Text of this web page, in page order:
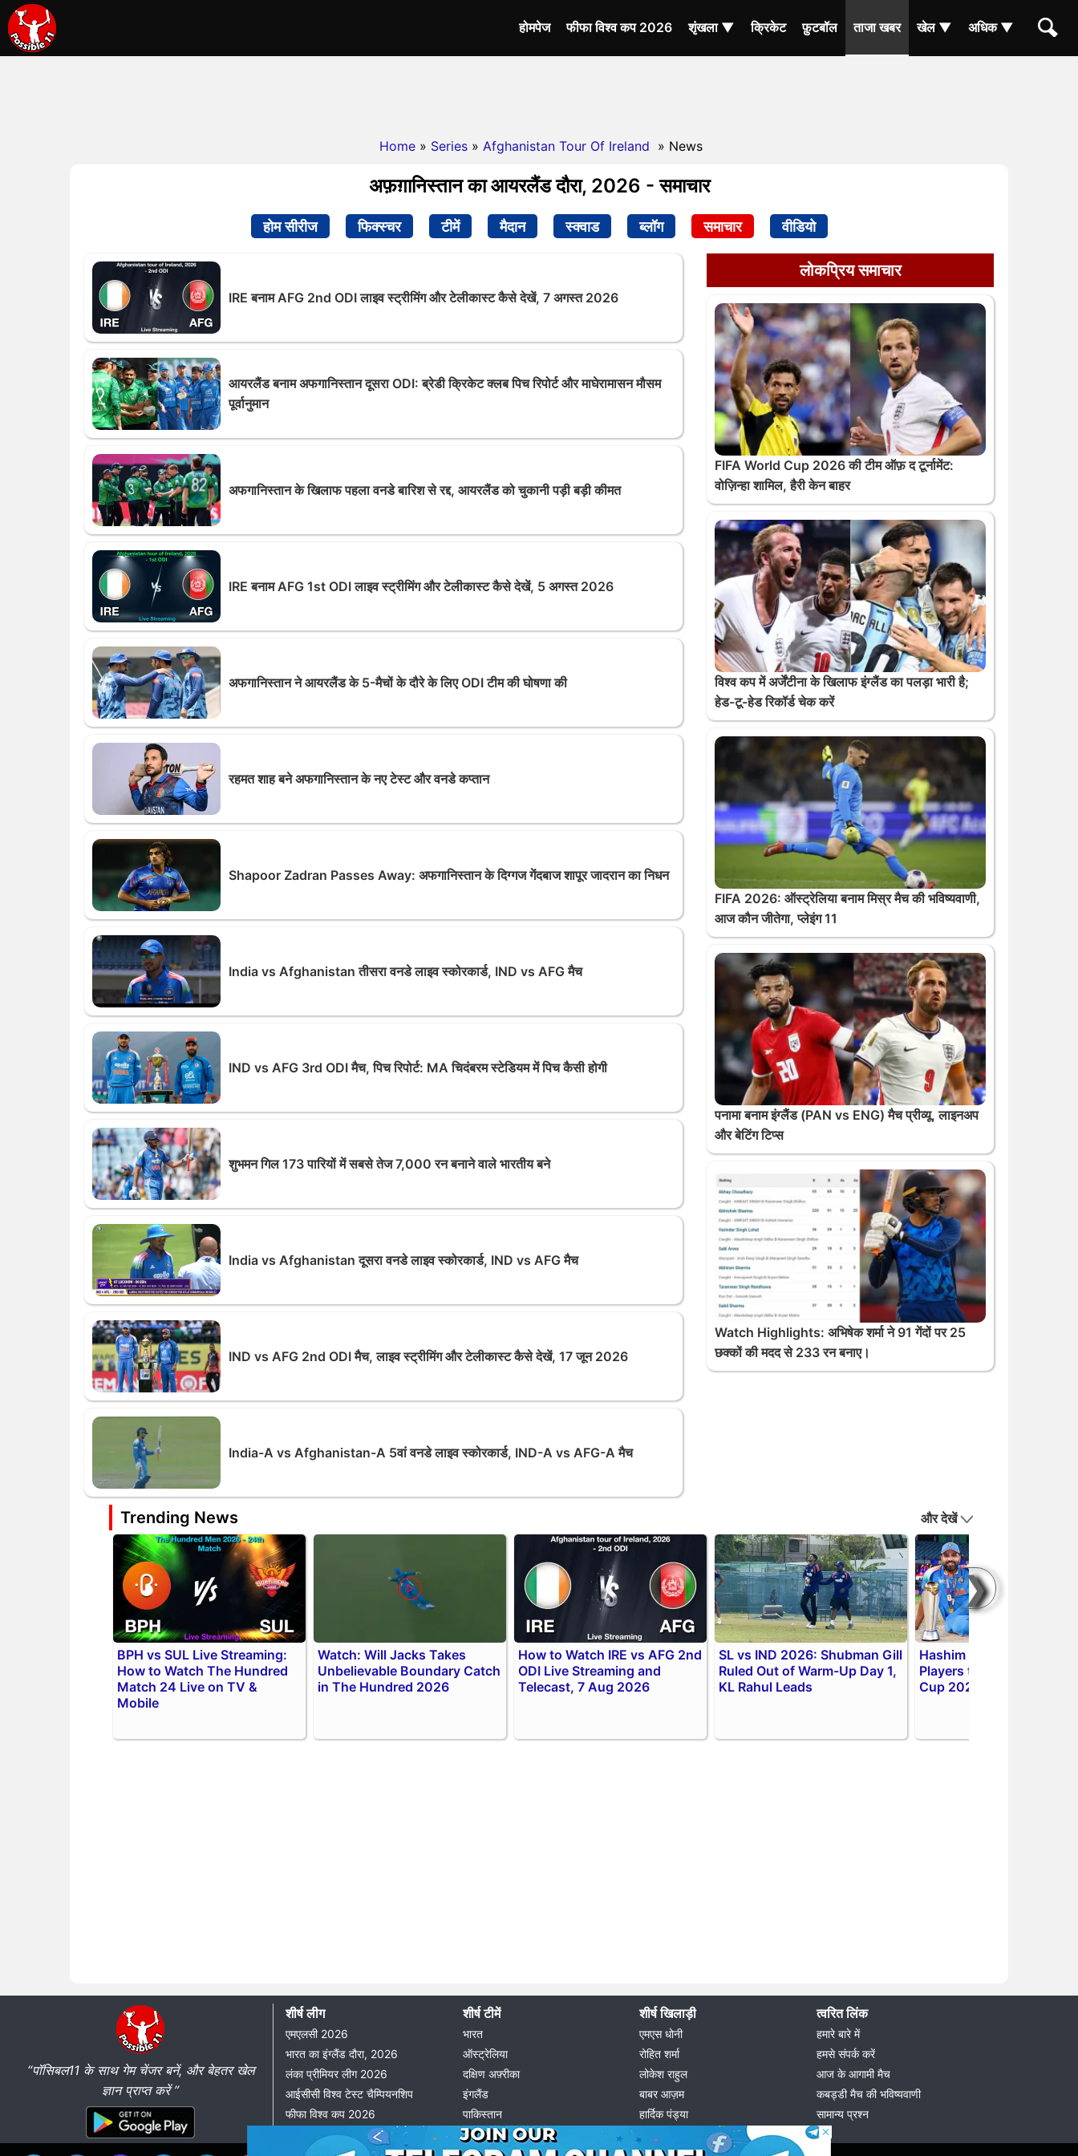
होमपेज फीफा विश्व कप 2026 शृंखला ▼ क्रिकेट फ़ुटबॉल ताजा खबर खेल ▼ अधिक ▼
Home » Series » Afghanistan Tour Of Ireland » News
अफ़ग़ानिस्तान का आयरलैंड दौरा, 2026 - समाचार
होम सीरीज फिक्स्चर टीमें मैदान स्क्वाड ब्लॉग समाचार वीडियो
IRE बनाम AFG 2nd ODI लाइव स्ट्रीमिंग और टेलीकास्ट कैसे देखें, 7 अगस्त 2026
आयरलैंड बनाम अफगानिस्तान दूसरा ODI: ब्रेडी क्रिकेट क्लब पिच रिपोर्ट और माघेरामासन मौसम
पूर्वानुमान
अफगानिस्तान के खिलाफ पहला वनडे बारिश से रद्द, आयरलैंड को चुकानी पड़ी बड़ी कीमत
IRE बनाम AFG 1st ODI लाइव स्ट्रीमिंग और टेलीकास्ट कैसे देखें, 5 अगस्त 2026
अफगानिस्तान ने आयरलैंड के 5-मैचों के दौरे के लिए ODI टीम की घोषणा की
रहमत शाह बने अफगानिस्तान के नए टेस्ट और वनडे कप्तान
Shapoor Zadran Passes Away: अफगानिस्तान के दिग्गज गेंदबाज शापूर जादरान का निधन
India vs Afghanistan तीसरा वनडे लाइव स्कोरकार्ड, IND vs AFG मैच
IND vs AFG 3rd ODI मैच, पिच रिपोर्ट: MA चिदंबरम स्टेडियम में पिच कैसी होगी
शुभमन गिल 173 पारियों में सबसे तेज 7,000 रन बनाने वाले भारतीय बने
India vs Afghanistan दूसरा वनडे लाइव स्कोरकार्ड, IND vs AFG मैच
IND vs AFG 2nd ODI मैच, लाइव स्ट्रीमिंग और टेलीकास्ट कैसे देखें, 17 जून 2026
India-A vs Afghanistan-A 5वां वनडे लाइव स्कोरकार्ड, IND-A vs AFG-A मैच
लोकप्रिय समाचार
FIFA World Cup 2026 की टीम ऑफ़ द टूर्नामेंट:
वोज़िन्हा शामिल, हैरी केन बाहर
विश्व कप में अर्जेंटीना के खिलाफ इंग्लैंड का पलड़ा भारी है;
हेड-टू-हेड रिकॉर्ड चेक करें
FIFA 2026: ऑस्ट्रेलिया बनाम मिस्र मैच की भविष्यवाणी,
आज कौन जीतेगा, प्लेइंग 11
पनामा बनाम इंग्लैंड (PAN vs ENG) मैच प्रीव्यू, लाइनअप
और बेटिंग टिप्स
Watch Highlights: अभिषेक शर्मा ने 91 गेंदों पर 25
छक्कों की मदद से 233 रन बनाए।
Trending News
❯
और देखें
BPH vs SUL Live Streaming:
How to Watch The Hundred
Match 24 Live on TV &
Mobile
Watch: Will Jacks Takes
Unbelievable Boundary Catch
in The Hundred 2026
How to Watch IRE vs AFG 2nd
ODI Live Streaming and
Telecast, 7 Aug 2026
SL vs IND 2026: Shubman Gill
Ruled Out of Warm-Up Day 1,
KL Rahul Leads
Hashim Amla Picks 3 Key
Players to Watch in ODI
Cup 2027
“पॉसिबल11 के साथ गेम चेंजर बनें, और बेहतर खेल
ज्ञान प्राप्त करें ”
शीर्ष लीग
एमएलसी 2026
भारत का इंग्लैंड दौरा, 2026
लंका प्रीमियर लीग 2026
आईसीसी विश्व टेस्ट चैम्पियनशिप
फीफा विश्व कप 2026
शीर्ष टीमें
भारत
ऑस्ट्रेलिया
दक्षिण अफ़्रीका
इंगलैंड
पाकिस्तान
शीर्ष खिलाड़ी
एमएस धोनी
रोहित शर्मा
लोकेश राहुल
बाबर आज़म
हार्दिक पंड्या
त्वरित लिंक
हमारे बारे में
हमसे संपर्क करें
आज के आगामी मैच
कबड्डी मैच की भविष्यवाणी
सामान्य प्रश्न